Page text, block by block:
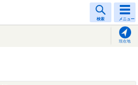
検索 メニュー
現在地